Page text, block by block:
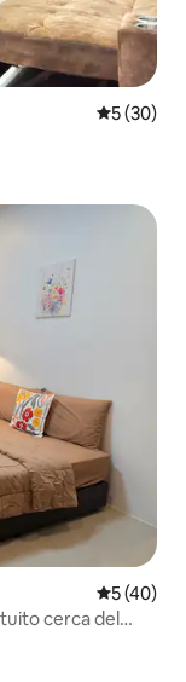
5 (30)
5 (40)
cerca del